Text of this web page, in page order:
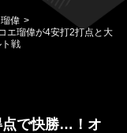
Mute
偉
エ瑠偉が4安打2打点と大
戦
点で快勝…！オ